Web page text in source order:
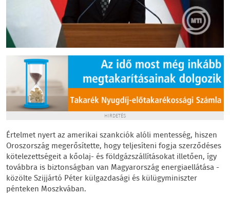
HIRDETÉS
Értelmet nyert az amerikai szankciók alóli mentesség, hiszen
Oroszország megerősítette, hogy teljesíteni fogja szerződéses
kötelezettségeit a kőolaj- és földgázszállításokat illetően, így
továbbra is biztonságban van Magyarország energiaellátása -
közölte Szijjártó Péter külgazdasági és külügyminiszter
pénteken Moszkvában.